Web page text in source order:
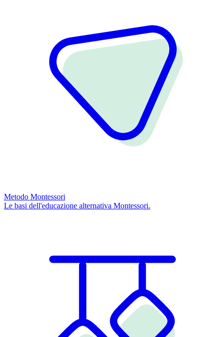
Metodo Montessori
Le basi dell'educazione alternativa Montessori.